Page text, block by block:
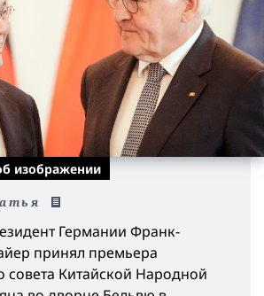
изображении
Германии Франк-
принял премьера
совета Китайской Народной